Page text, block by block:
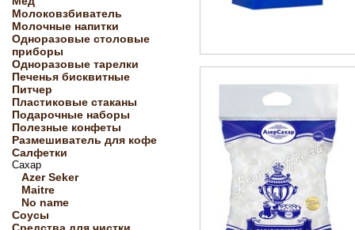
Молоковзбиватель
Молочные напитки
Одноразовые столовые
приборы
Одноразовые тарелки
Печенья бисквитные
Питчер
Пластиковые стаканы
Подарочные наборы
Полезные конфеты
Размешиватель для кофе
Салфетки
Сахар
Azer Seker
Maitre
No name
Соусы